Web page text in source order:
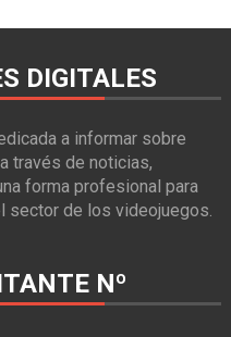
DIGITALES
a informar sobre
través de noticias,
forma profesional para
sector de los videojuegos.
Nº